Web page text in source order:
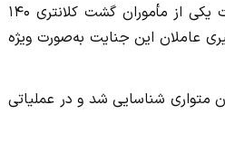
به گزارش سایت جنایی، مرکز اطلاع‌رسانی فرماندهی انتظامی تهران بزرگ اعلام کرد: در پی شهادت یکی از مأموران گشت کلانتری ۱۴۰
عاملان این جنایت به‌صورت ویژه
متواری شناسایی شد و در عملیاتی